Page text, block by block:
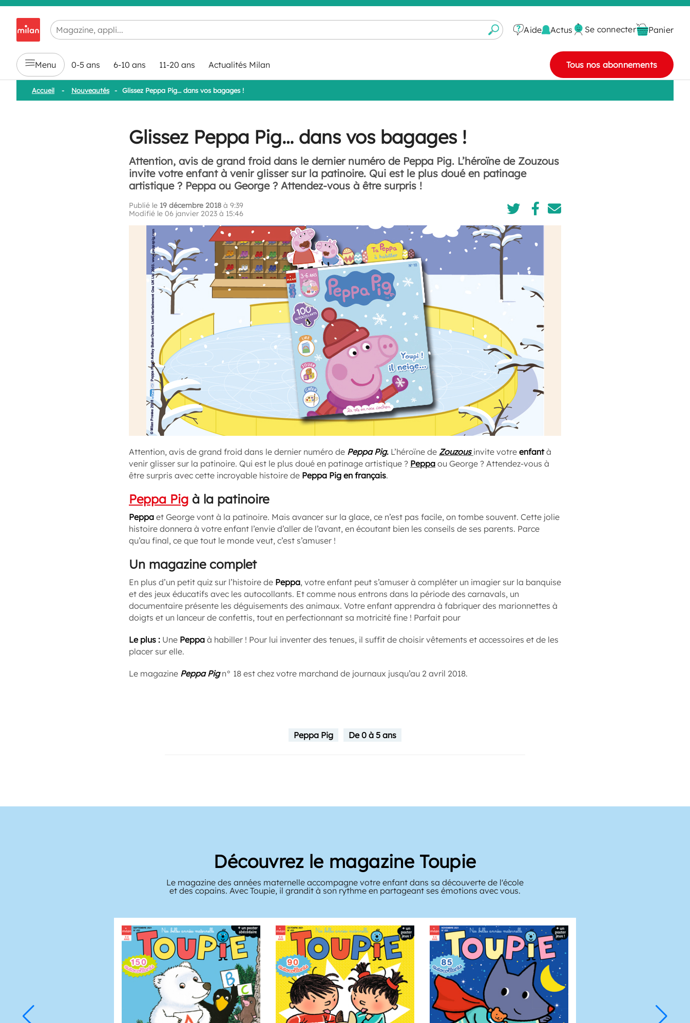
Chargement en cours...
Aide Actus Se connecter Panier
Menu 0-5 ans 6-10 ans 11-20 ans Actualités Milan Tous nos abonnements
Accueil - Nouveautés - Glissez Peppa Pig… dans vos bagages !
Glissez Peppa Pig… dans vos bagages !
Attention, avis de grand froid dans le dernier numéro de Peppa Pig. L’héroïne de Zouzous
invite votre enfant à venir glisser sur la patinoire. Qui est le plus doué en patinage
artistique ? Peppa ou George ? Attendez-vous à être surpris !
Publié le 19 décembre 2018 à 9:39
Modifié le 06 janvier 2023 à 15:46
Attention, avis de grand froid dans le dernier numéro de Peppa Pig. L’héroïne de Zouzousinvite votre enfantà
venir glisser sur la patinoire. Qui est le plus doué en patinage artistique ? Peppa ou George ? Attendez-vous à
être surpris avec cette incroyable histoire de Peppa Pig en français.
Peppa Pig à la patinoire
Peppa et George vont à la patinoire. Mais avancer sur la glace, ce n’est pas facile, on tombe souvent. Cette jolie
histoire donnera à votre enfant l’envie d’aller de l’avant, en écoutant bien les conseils de ses parents. Parce
qu’au final, ce que tout le monde veut, c’est s’amuser !
Un magazine complet
En plus d’un petit quiz sur l’histoire de Peppa, votre enfant peut s’amuser à compléter un imagier sur la banquise
et des jeux éducatifs avec les autocollants. Et comme nous entrons dans la période des carnavals, un
documentaire présente les déguisements des animaux. Votre enfant apprendra à fabriquer des marionnettes à
doigts et un lanceur de confettis, tout en perfectionnant sa motricité fine ! Parfait pour
Le plus : Une Peppa à habiller ! Pour lui inventer des tenues, il suffit de choisir vêtements et accessoires et de les
placer sur elle.
Le magazine Peppa Pig n° 18 est chez votre marchand de journaux jusqu’au 2 avril 2018.
Peppa Pig De 0 à 5 ans
Découvrez le magazine Toupie
Le magazine des années maternelle accompagne votre enfant dans sa découverte de l'école
et des copains. Avec Toupie, il grandit à son rythme en partageant ses émotions avec vous.